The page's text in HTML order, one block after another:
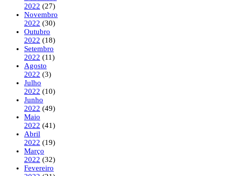
2022 (27)
Novembro
2022 (30)
Outubro
2022 (18)
Setembro
2022 (11)
Agosto
2022 (3)
Julho
2022 (10)
Junho
2022 (49)
Maio
2022 (41)
Abril
2022 (19)
Março
2022 (32)
Fevereiro